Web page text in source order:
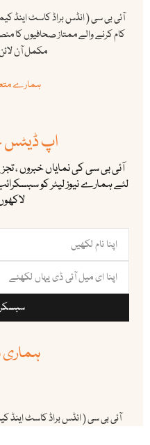
آئی بی سی ( انڈس براڈ کاسٹ اینڈ
کام کرنے والے ممتاز صحافیوں کا
مکمل آن
ہمارے
اپ
آئی بی سی کی نمایاں خبروں ،
لئے ہمارے نیوز لیٹر کو